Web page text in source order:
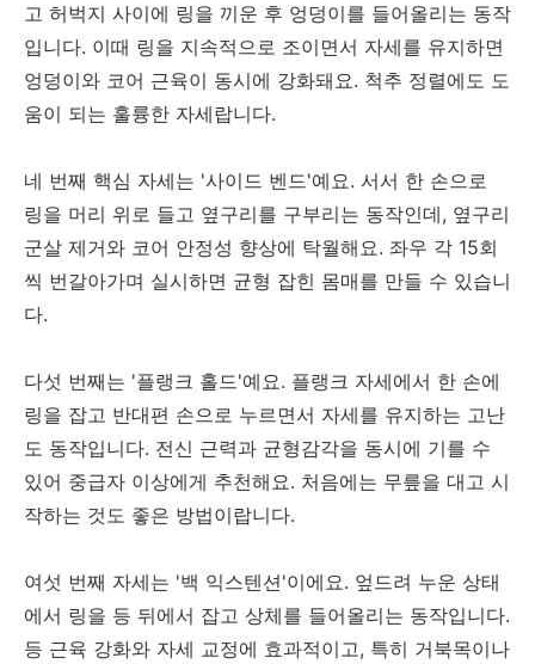
고 허벅지 사이에 링을 끼운 후 엉덩이를 들어올리는 동작
입니다. 이때 링을 지속적으로 조이면서 자세를 유지하면
엉덩이와 코어 근육이 동시에 강화돼요. 척추 정렬에도 도
움이 되는 훌륭한 자세랍니다.
네 번째 핵심 자세는 '사이드 벤드'예요. 서서 한 손으로
링을 머리 위로 들고 옆구리를 구부리는 동작인데, 옆구리
군살 제거와 코어 안정성 향상에 탁월해요. 좌우 각 15회
씩 번갈아가며 실시하면 균형 잡힌 몸매를 만들 수 있습니
다.
다섯 번째는 '플랭크 홀드'예요. 플랭크 자세에서 한 손에
링을 잡고 반대편 손으로 누르면서 자세를 유지하는 고난
도 동작입니다. 전신 근력과 균형감각을 동시에 기를 수
있어 중급자 이상에게 추천해요. 처음에는 무릎을 대고 시
작하는 것도 좋은 방법이랍니다.
여섯 번째 자세는 '백 익스텐션'이에요. 엎드려 누운 상태
에서 링을 등 뒤에서 잡고 상체를 들어올리는 동작입니다.
등 근육 강화와 자세 교정에 효과적이고, 특히 거북목이나